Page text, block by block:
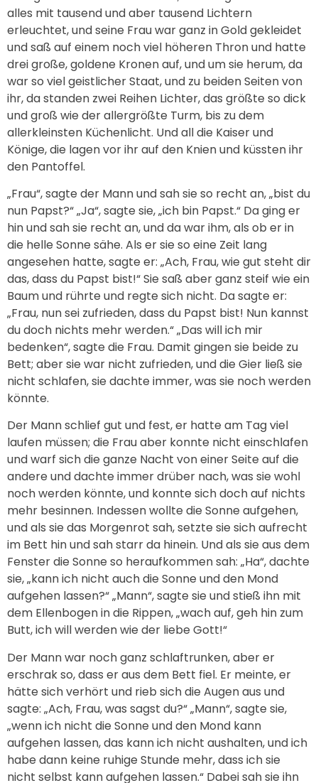
alles mit tausend und aber tausend Lichtern
erleuchtet, und seine Frau war ganz in Gold gekleidet
und saß auf einem noch viel höheren Thron und hatte
drei große, goldene Kronen auf, und um sie herum, da
war so viel geistlicher Staat, und zu beiden Seiten von
ihr, da standen zwei Reihen Lichter, das größte so dick
und groß wie der allergrößte Turm, bis zu dem
allerkleinsten Küchenlicht. Und all die Kaiser und
Könige, die lagen vor ihr auf den Knien und küssten ihr
den Pantoffel.
„Frau“, sagte der Mann und sah sie so recht an, „bist du
nun Papst?“ „Ja“, sagte sie, „ich bin Papst.“ Da ging er
hin und sah sie recht an, und da war ihm, als ob er in
die helle Sonne sähe. Als er sie so eine Zeit lang
angesehen hatte, sagte er: „Ach, Frau, wie gut steht dir
das, dass du Papst bist!“ Sie saß aber ganz steif wie ein
Baum und rührte und regte sich nicht. Da sagte er:
„Frau, nun sei zufrieden, dass du Papst bist! Nun kannst
du doch nichts mehr werden.“ „Das will ich mir
bedenken“, sagte die Frau. Damit gingen sie beide zu
Bett; aber sie war nicht zufrieden, und die Gier ließ sie
nicht schlafen, sie dachte immer, was sie noch werden
könnte.
Der Mann schlief gut und fest, er hatte am Tag viel
laufen müssen; die Frau aber konnte nicht einschlafen
und warf sich die ganze Nacht von einer Seite auf die
andere und dachte immer drüber nach, was sie wohl
noch werden könnte, und konnte sich doch auf nichts
mehr besinnen. Indessen wollte die Sonne aufgehen,
und als sie das Morgenrot sah, setzte sie sich aufrecht
im Bett hin und sah starr da hinein. Und als sie aus dem
Fenster die Sonne so heraufkommen sah: „Ha“, dachte
sie, „kann ich nicht auch die Sonne und den Mond
aufgehen lassen?“ „Mann“, sagte sie und stieß ihn mit
dem Ellenbogen in die Rippen, „wach auf, geh hin zum
Butt, ich will werden wie der liebe Gott!“
Der Mann war noch ganz schlaftrunken, aber er
erschrak so, dass er aus dem Bett fiel. Er meinte, er
hätte sich verhört und rieb sich die Augen aus und
sagte: „Ach, Frau, was sagst du?“ „Mann“, sagte sie,
„wenn ich nicht die Sonne und den Mond kann
aufgehen lassen, das kann ich nicht aushalten, und ich
habe dann keine ruhige Stunde mehr, dass ich sie
nicht selbst kann aufgehen lassen.“ Dabei sah sie ihn